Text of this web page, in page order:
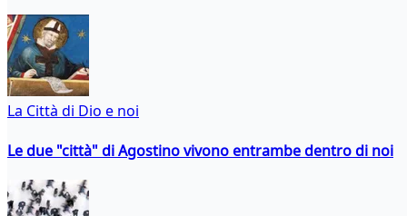
La Città di Dio e noi
Le due "città" di Agostino vivono entrambe dentro di noi